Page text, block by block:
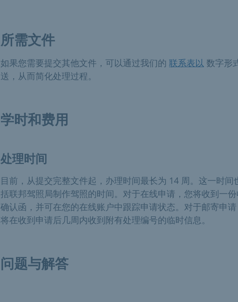
所需文件
如果您需要提交其他文件，可以通过我们的 联系表以 数字形
送，从而简化处理过程。
学时和费用
处理时间
目前，从提交完整文件起，办理时间最长为 14 周。这一时间
括联邦驾照局制作驾照的时间。对于在线申请，您将收到一
确认函，并可在您的在线账户中跟踪申请状态。对于邮寄申
将在收到申请后几周内收到附有处理编号的临时信息。
问题与解答